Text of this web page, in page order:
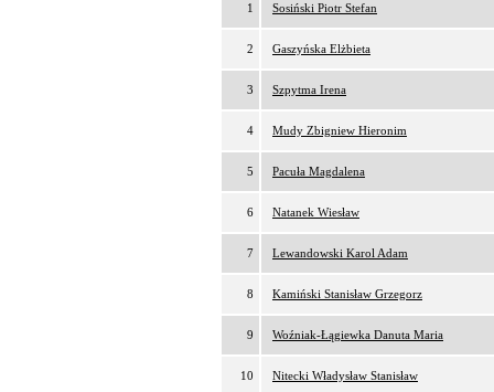
1 Sosiński Piotr Stefan
2 Gaszyńska Elżbieta
3 Szpytma Irena
4 Mudy Zbigniew Hieronim
5 Pacuła Magdalena
6 Natanek Wiesław
7 Lewandowski Karol Adam
8 Kamiński Stanisław Grzegorz
9 Woźniak-Łągiewka Danuta Maria
10 Nitecki Władysław Stanisław